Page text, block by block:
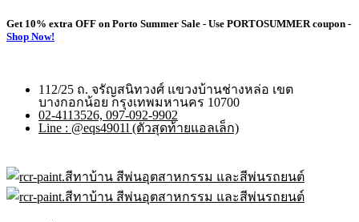
Get 10% extra OFF on Porto Summer Sale - Use PORTOSUMMERcoupon -
Shop Now!
112/25 ถ. จรัญสนิทวงศ์ แขวงบ้านช่างหล่อ เขต
บางกอกน้อย กรุงเทพมหานคร 10700
02-4113526, 097-092-9902
Line : @eqs4901l (ตัวสุดท้ายแอลเล็ก)